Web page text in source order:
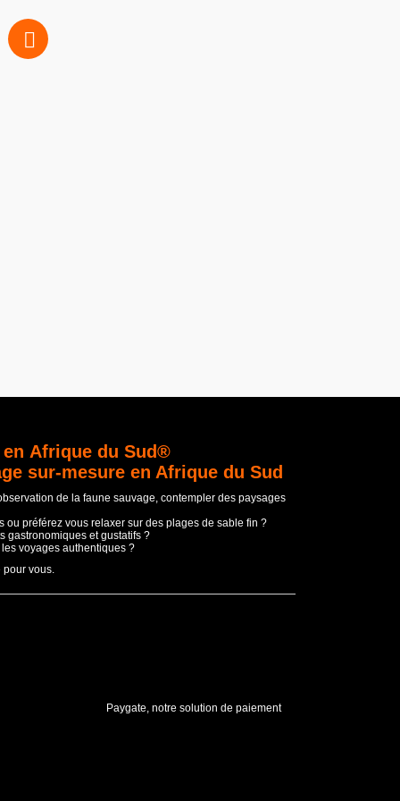
Afrique du Sud®
sur-mesure en Afrique du Sud
de la faune sauvage, contempler des paysages
ou préférez vous relaxer sur des plages de sable fin ?
gastronomiques et gustatifs ?
voyages authentiques ?
pour vous.
Paygate, notre solution de paiement